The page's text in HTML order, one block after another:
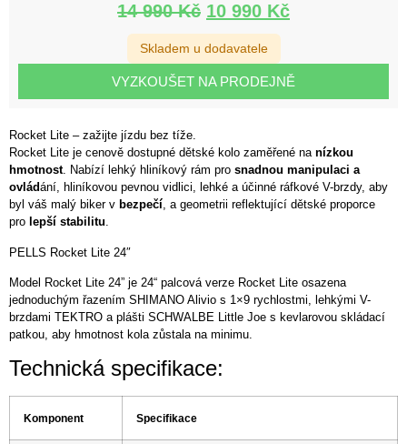
14 990Kč 10 990 Kč
Skladem u dodavatele
VYZKOUŠET NA PRODEJNĚ
Rocket Lite – zažijte jízdu bez tíže.
Rocket Lite je cenově dostupné dětské kolo zaměřené na nízkou
hmotnost. Nabízí lehký hliníkový rám pro snadnou manipulaci a
ovládání, hliníkovou pevnou vidlici, lehké a účinné ráfkové V-brzdy, aby
byl váš malý biker v bezpečí, a geometrii reflektující dětské proporce
pro lepší stabilitu.
PELLS Rocket Lite 24″
Model Rocket Lite 24” je 24“ palcová verze Rocket Lite osazena
jednoduchým řazením SHIMANO Alivio s 1×9 rychlostmi, lehkými V-
brzdami TEKTRO a plášti SCHWALBE Little Joe s kevlarovou skládací
patkou, aby hmotnost kola zůstala na minimu.
Technická specifikace:
Komponent Specifikace